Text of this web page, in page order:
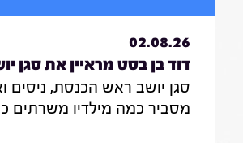
02.08.26
דוד בן בסט מראיין את סגן
הכנסת, ניסים ואטורי|31.7.26
סגן יושב ראש הכנסת, ניסים
מסביר כמה מילדיו משרתים